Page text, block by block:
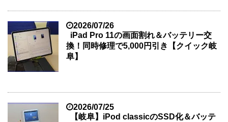
2026/07/26
iPad Pro 11の画面割れ＆バッテリー交
換！同時修理で5,000円引き【クイック岐
阜】
2026/07/25
【岐阜】iPod classicのSSD化＆バッテ